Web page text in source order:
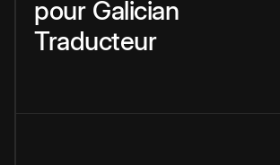
pour Galician
Traducteur